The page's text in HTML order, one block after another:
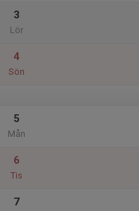
3
Lör
4
Sön
5
Mån
6
Tis
7